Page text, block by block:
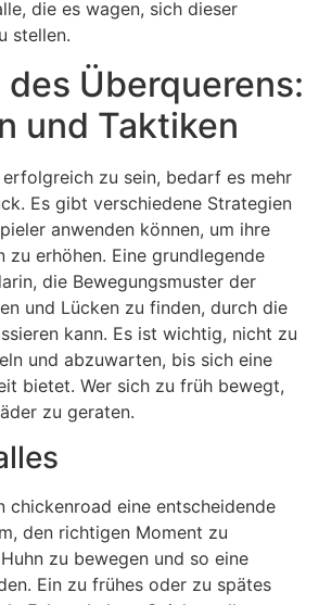
die es wagen, sich dieser
stellen.
des Überquerens:
und Taktiken
zu sein, bedarf es mehr
Es gibt verschiedene Strategien
anwenden können, um ihre
zu erhöhen. Eine grundlegende
die Bewegungsmuster der
und Lücken zu finden, durch die
kann. Es ist wichtig, nicht zu
und abzuwarten, bis sich eine
bietet. Wer sich zu früh bewegt,
zu geraten.
chickenroad eine entscheidende
den richtigen Moment zu
zu bewegen und so eine
Ein zu frühes oder zu spätes